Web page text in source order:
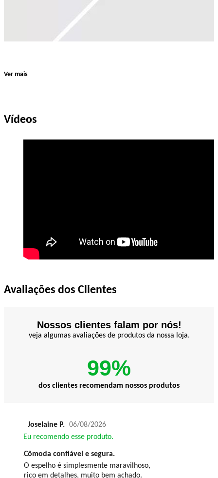
Ver mais
Vídeos
Avaliações dos Clientes
Nossos clientes falam por nós!
veja algumas avaliações de produtos da nossa loja.
99%
dos clientes recomendam nossos produtos
Joselaine P. 06/08/2026
Eu recomendo esse produto.
Cômoda confiável e segura.
O espelho é simplesmente maravilhoso,
rico em detalhes, muito bem achado.